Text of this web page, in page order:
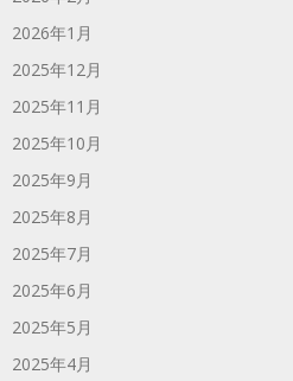
2026年1月
2025年12月
2025年11月
2025年10月
2025年9月
2025年8月
2025年7月
2025年6月
2025年5月
2025年4月